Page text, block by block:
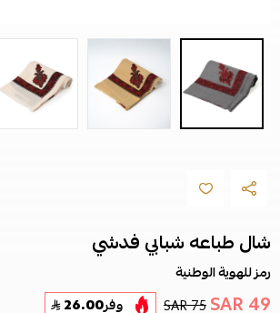
شال طباعه شبابي فدشي
رمز للهوية الوطنية
49 SAR
75 SAR وفر26.00